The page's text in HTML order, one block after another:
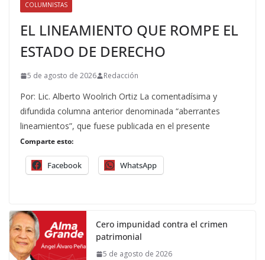
COLUMNISTAS
EL LINEAMIENTO QUE ROMPE EL
ESTADO DE DERECHO
5 de agosto de 2026 Redacción
Por: Lic. Alberto Woolrich Ortiz La comentadísima y
difundida columna anterior denominada “aberrantes
lineamientos”, que fuese publicada en el presente
Comparte esto:
Facebook WhatsApp
Cero impunidad contra el crimen
patrimonial
5 de agosto de 2026